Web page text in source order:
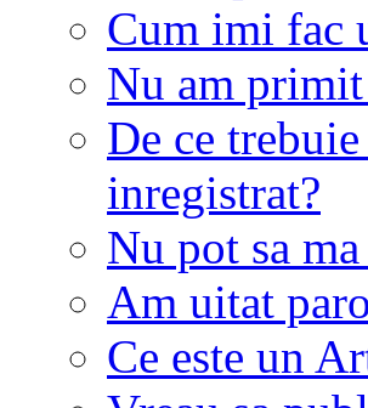
Cum imi fac
Nu am
De ce
inregistrat?
Nu pot sa
Am uitat
Ce este un